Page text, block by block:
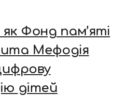
Фонд пам’яті
Мефодія
дітей